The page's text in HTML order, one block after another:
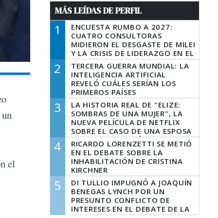
el
MÁS LEÍDAS DE PERFIL
1
ENCUESTA RUMBO A 2027:
CUATRO CONSULTORAS
MIDIERON EL DESGASTE DE MILEI
Y LA CRISIS DE LIDERAZGO EN EL
PERONISMO
2
TERCERA GUERRA MUNDIAL: LA
INTELIGENCIA ARTIFICIAL
REVELÓ CUÁLES SERÍAN LOS
PRIMEROS PAÍSES
LATINOAMERICANOS EN SER
DERROTADOS
3
LA HISTORIA REAL DE "ELIZE:
SOMBRAS DE UNA MUJER", LA
NUEVA PELÍCULA DE NETFLIX
SOBRE EL CASO DE UNA ESPOSA
QUE DESCUARTIZÓ A SU
MARIDO
4
RICARDO LORENZETTI SE METIÓ
EN EL DEBATE SOBRE LA
INHABILITACIÓN DE CRISTINA
KIRCHNER
5
DI TULLIO IMPUGNÓ A JOAQUÍN
BENEGAS LYNCH POR UN
PRESUNTO CONFLICTO DE
INTERESES EN EL DEBATE DE LA